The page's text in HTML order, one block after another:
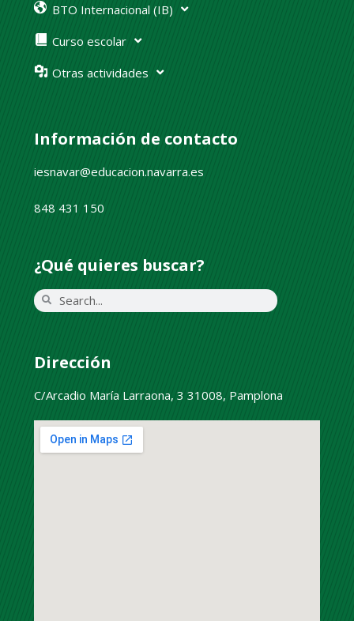
BTO Internacional (IB)
Curso escolar
Otras actividades
Información de contacto
iesnavar@educacion.navarra.es
848 431 150
¿Qué quieres buscar?
Dirección
C/Arcadio María Larraona, 3 31008, Pamplona